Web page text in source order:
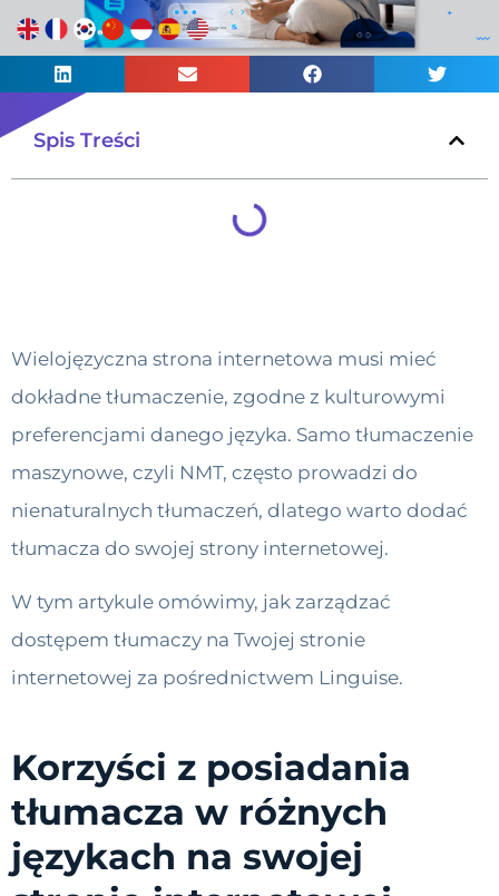
Spis Treści
Wielojęzyczna strona internetowa musi mieć
dokładne tłumaczenie, zgodne z kulturowymi
preferencjami danego języka. Samo tłumaczenie
maszynowe, czyli NMT, często prowadzi do
nienaturalnych tłumaczeń, dlatego warto dodać
tłumacza do swojej strony internetowej.
W tym artykule omówimy, jak zarządzać
dostępem tłumaczy na Twojej stronie
internetowej za pośrednictwem Linguise.
Korzyści z posiadania
tłumacza w różnych
językach na swojej